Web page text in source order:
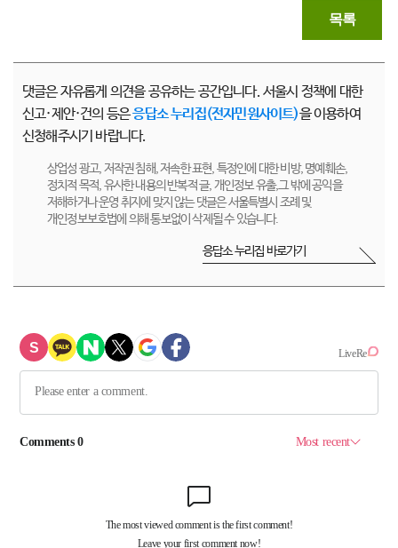
목록
댓글은 자유롭게 의견을 공유하는 공간입니다. 서울시 정책에 대한
신고·제안·건의 등은응답소 누리집(전자민원사이트)을 이용하여
신청해주시기 바랍니다.
상업성 광고, 저작권 침해, 저속한 표현, 특정인에 대한 비방, 명예훼손,
정치적 목적, 유사한 내용의 반복적 글, 개인정보 유출,그 밖에 공익을
저해하거나 운영 취지에 맞지 않는 댓글은 서울특별시 조례 및
개인정보보호법에 의해 통보없이 삭제될 수 있습니다.
응답소 누리집 바로가기